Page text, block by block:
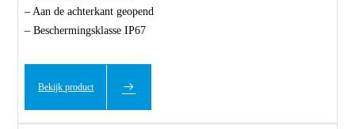
– Aan de achterkant geopend
– Beschermingsklasse IP67
Bekijk product